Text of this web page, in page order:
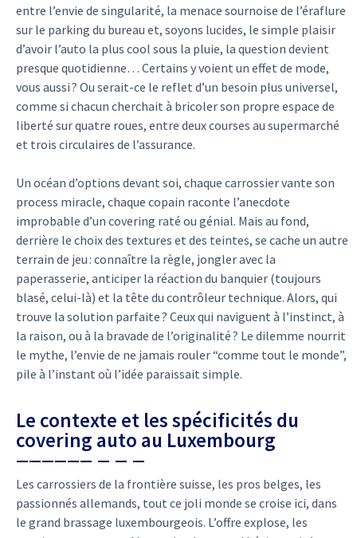
entre l’envie de singularité, la menace sournoise de l’éraflure
sur le parking du bureau et, soyons lucides, le simple plaisir
d’avoir l’auto la plus cool sous la pluie, la question devient
presque quotidienne… Certains y voient un effet de mode,
vous aussi ? Ou serait-ce le reflet d’un besoin plus universel,
comme si chacun cherchait à bricoler son propre espace de
liberté sur quatre roues, entre deux courses au supermarché
et trois circulaires de l’assurance.
Un océan d’options devant soi, chaque carrossier vante son
process miracle, chaque copain raconte l’anecdote
improbable d’un covering raté ou génial. Mais au fond,
derrière le choix des textures et des teintes, se cache un autre
terrain de jeu : connaître la règle, jongler avec la
paperasserie, anticiper la réaction du banquier (toujours
blasé, celui-là) et la tête du contrôleur technique. Alors, qui
trouve la solution parfaite ? Ceux qui naviguent à l’instinct, à
la raison, ou à la bravade de l’originalité ? Le dilemme nourrit
le mythe, l’envie de ne jamais rouler “comme tout le monde”,
pile à l’instant où l’idée paraissait simple.
Le contexte et les spécificités du
covering auto au Luxembourg
Les carrossiers de la frontière suisse, les pros belges, les
passionnés allemands, tout ce joli monde se croise ici, dans
le grand brassage luxembourgeois. L’offre explose, les